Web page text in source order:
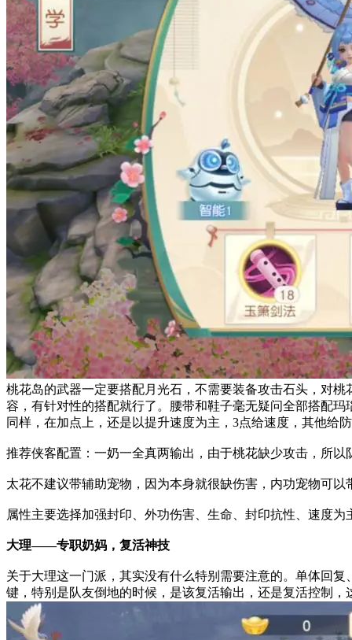
桃花岛的武器一定要搭配月光石， 不需要装备攻击石头， 对桃
容，有针对性的搭配就行了。腰带和鞋子毫无疑问全部搭配
同样 ，在加点上，还是以提升速度为主，3点给速度，其他给
推荐侠客配置：一奶一全真两输出，由于桃花缺少攻击，所
太花不建议带辅助宠物，因为本身就很缺伤害，内功宠物可
属性主要选择加强封印、外功伤害、生命、封印抗性、速度为
大理——专职奶妈，复活神技
关于大理这一门派，其实没有什么特别需要注意的。 单体回复
键， 特别是队友倒地的时候， 是该复活输出，还是复活控制，